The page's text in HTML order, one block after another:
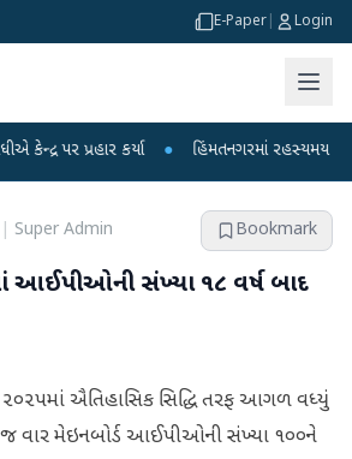
E-Paper Login
કર્યા ● હિંમતનગરમાં રહસ્યમય વાયરસ કે
Super Admin Bookmark
આઈપીઓની સંખ્યા ૧૮ વર્ષ બાદ
૨૦૨૫માં ઐતિહાસિક સિદ્ધિ તરફ આગળ વધ્યું
વાર મેઇનબોર્ડ આઈપીઓની સંખ્યા ૧૦૦ને